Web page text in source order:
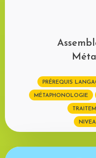
PRÉREQUIS
MÉTAPHONOLOGIE